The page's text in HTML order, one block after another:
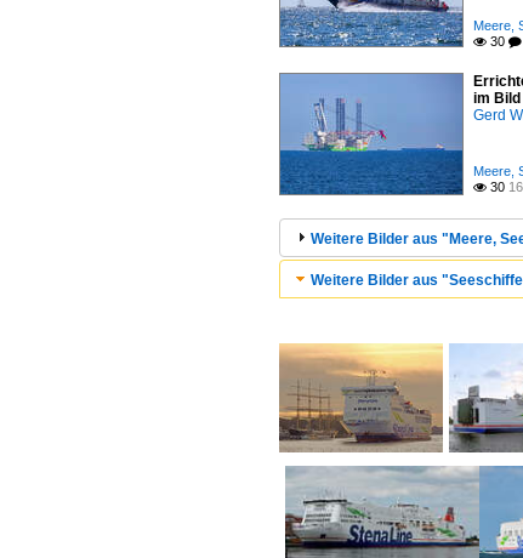
Meere,
 30 
im Bild
Gerd
Meere,
 30
Weitere Bilder aus "Meere,
Weitere Bilder aus